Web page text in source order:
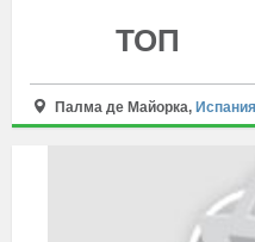
ТОП
Палма де Майорка, Испания